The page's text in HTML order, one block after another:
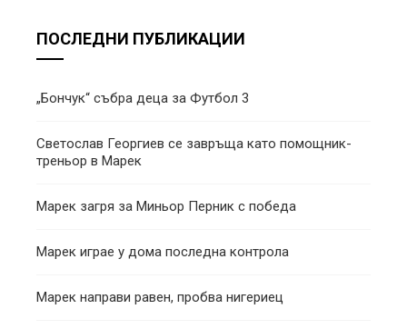
ПОСЛЕДНИ ПУБЛИКАЦИИ
„Бончук“ събра деца за Футбол 3
Светослав Георгиев се завръща като помощник-
треньор в Марек
Марек загря за Миньор Перник с победа
Марек играе у дома последна контрола
Марек направи равен, пробва нигериец